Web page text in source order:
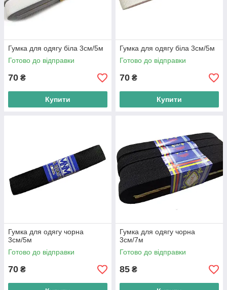
Гумка для одягу біла 3см/5м
Готово до відправки
70 ₴
Купити
Гумка для одягу біла 3см/5м
Готово до відправки
70 ₴
Купити
Гумка для одягу чорна
3см/5м
Готово до відправки
70 ₴
Гумка для одягу чорна
3см/7м
Готово до відправки
85 ₴